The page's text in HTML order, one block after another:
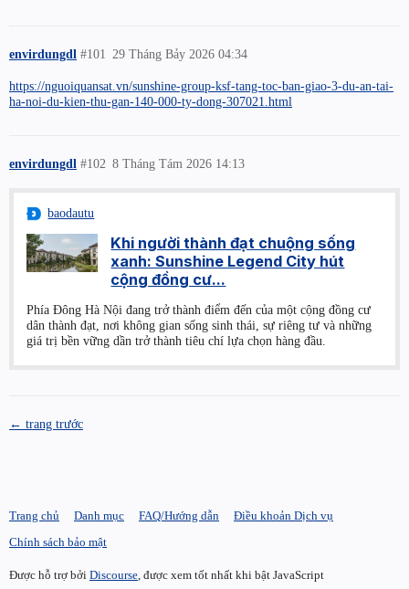
envirdungdl 29 Tháng Bảy 2026 04:34
#101
https://nguoiquansat.vn/sunshine-group-ksf-tang-toc-ban-giao-3-du-an-tai-
ha-noi-du-kien-thu-gan-140-000-ty-dong-307021.html
envirdungdl 8 Tháng Tám 2026 14:13
#102
baodautu
Khi người thành đạt chuộng sống
xanh: Sunshine Legend City hút
cộng đồng cư...
Phía Đông Hà Nội đang trở thành điểm đến của một cộng đồng cư
dân thành đạt, nơi không gian sống sinh thái, sự riêng tư và những
giá trị bền vững dần trở thành tiêu chí lựa chọn hàng đầu.
← trang trước
Trang chủ Danh mục FAQ/Hướng dẫn
Điều khoản Dịch vụ
Chính sách bảo mật
Được hỗ trợ bởi Discourse , được xem tốt nhất khi bật JavaScript